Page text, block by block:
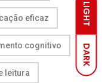
LIGHT
DARK
eficaz
cognitivo
leitura